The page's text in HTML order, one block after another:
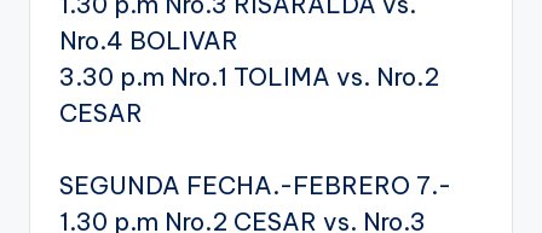
Nro.4 BOLIVAR
3.30 p.m Nro.1 TOLIMA vs. Nro.2
CESAR
SEGUNDA FECHA.-FEBRERO 7.-
1.30 p.m Nro.2 CESAR vs. Nro.3